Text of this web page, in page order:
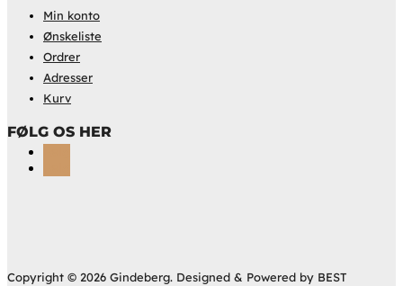
Min konto
Ønskeliste
Ordrer
Adresser
Kurv
FØLG OS HER
Copyright © 2026 Gindeberg. Designed & Powered by BEST